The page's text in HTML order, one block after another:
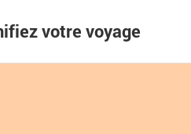
votre voyage